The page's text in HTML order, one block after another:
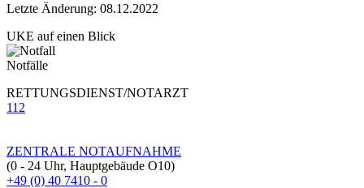
Letzte Änderung: 08.12.2022
UKE auf einen Blick
Notfälle
RETTUNGSDIENST/NOTARZT
112
ZENTRALE NOTAUFNAHME
(0 - 24 Uhr, Hauptgebäude O10)
+49 (0) 40 7410 - 0